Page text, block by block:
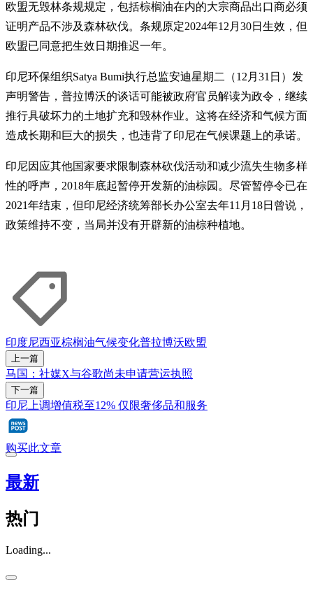
欧盟无毁林条规规定，包括棕榈油在内的大宗商品出口商必须
证明产品不涉及森林砍伐。条规原定2024年12月30日生效，但
欧盟已同意把生效日期推迟一年。
印尼环保组织Satya Bumi执行总监安迪星期二（12月31日）发
声明警告，普拉博沃的谈话可能被政府官员解读为政令，继续
推行具破坏力的土地扩充和毁林作业。这将在经济和气候方面
造成长期和巨大的损失，也违背了印尼在气候课题上的承诺。
印尼因应其他国家要求限制森林砍伐活动和减少流失生物多样
性的呼声，2018年底起暂停开发新的油棕园。尽管暂停令已在
2021年结束，但印尼经济统筹部长办公室去年11月18日曾说，
政策维持不变，当局并没有开辟新的油棕种植地。
印度尼西亚棕榈油气候变化普拉博沃欧盟
上一篇
马国：社媒X与谷歌尚未申请营运执照
下一篇
印尼上调增值税至12% 仅限奢侈品和服务
购买此文章
最新
热门
Loading...